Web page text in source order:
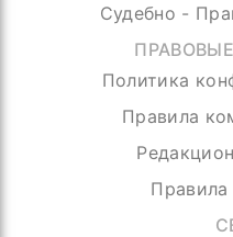
Судебно -
Политика
Правила
Правила